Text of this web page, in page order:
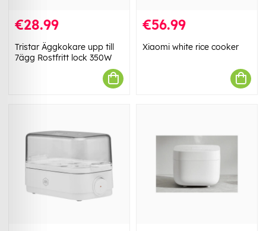
€28.99
Tristar Äggkokare upp till
7ägg Rostfritt lock 350W
€56.99
Xiaomi white rice cooker